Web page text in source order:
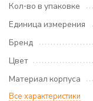
Кол-во в упаковке
Единица измерения
Бренд
Цвет
Материал корпуса
Все характеристики